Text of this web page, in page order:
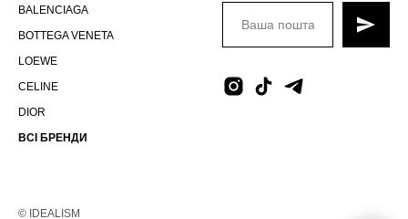
BALENCIAGA
BOTTEGA VENETA
LOEWE
CELINE
DIOR
ВСІ БРЕНДИ
© IDEALISM